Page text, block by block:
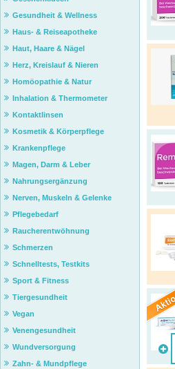
Gesundheit & Wellness
Haus- & Reiseapotheke
Haut, Haare & Nägel
Herz, Kreislauf & Nieren
Homöopathie & Natur
Inhalation & Thermometer
Kontaktlinsen
Kosmetik & Körperpflege
Krankenpflege
Magen, Darm & Leber
Nahrungsergänzung
Nerven, Muskeln & Gelenke
Pflegebedarf
Raucherentwöhnung
Schmerzen
Schnelltests, Testkits
Sport & Fitness
Tiergesundheit
Vegan
Venengesundheit
Wundversorgung
Zahn- & Mundpflege